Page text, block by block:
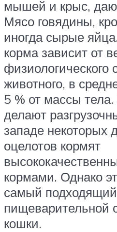
мышей и крыс,
Мясо говядины,
иногда сырые
корма зависит от
физиологического
животного, в
5 % от массы
делают
западе некоторых
оцелотов кормят
кормами. Однако
самый
пищеварительной
кошки.